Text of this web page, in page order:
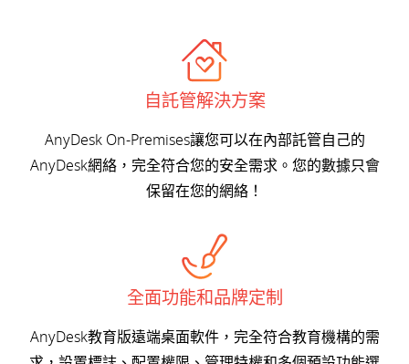
自託管解決方案
AnyDesk On-Premises讓您可以在內部託管自己的
AnyDesk網絡，完全符合您的安全需求。您的數據只會
保留在您的網絡！
全面功能和品牌定制
AnyDesk教育版遠端桌面軟件，完全符合教育機構的需